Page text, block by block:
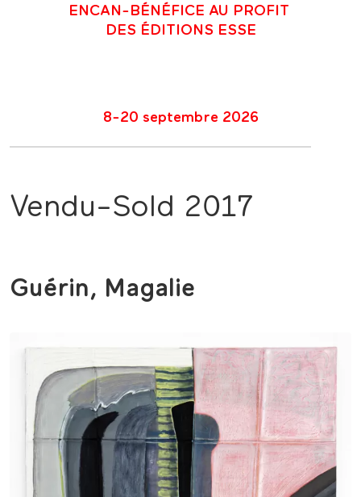
ENCAN-BÉNÉFICE AU PROFIT
DES ÉDITIONS ESSE
8-20 septembre 2026
Vendu-Sold 2017
Guérin, Magalie